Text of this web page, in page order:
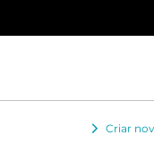
Criar